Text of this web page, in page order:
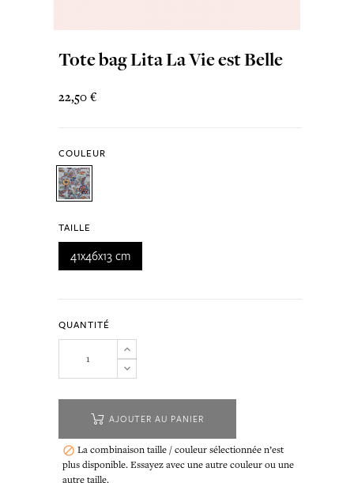
Tote bag Lita La Vie est Belle
22,50 €
COULEUR
TAILLE
41x46x13 cm
QUANTITÉ
AJOUTER AU PANIER
 La combinaison taille / couleur sélectionnée n’est
plus disponible. Essayez avec une autre couleur ou une
autre taille.